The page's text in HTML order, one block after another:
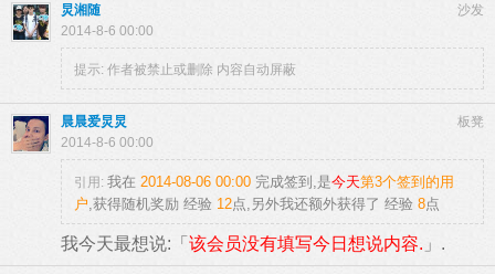
沙发
炅湘随
2014-8-6 00:00
提示: 作者被禁止或删除 内容自动屏蔽
板凳
晨晨爱炅炅
2014-8-6 00:00
引用: 我在 2014-08-06 00:00 完成签到,是今天第3个签到的用
户,获得随机奖励 经验 12点,另外我还额外获得了 经验 8点
我今天最想说:「 该会员没有填写今日想说内容. 」.